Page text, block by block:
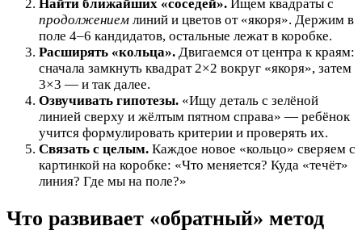
Найти ближайших «соседей». Ищем квадраты с
продолжением линий и цветов от «якоря». Держим в
поле 4–6 кандидатов, остальные лежат в коробке.
Расширять «кольца». Двигаемся от центра к краям:
сначала замкнуть квадрат 2×2 вокруг «якоря», затем
3×3 — и так далее.
Озвучивать гипотезы. «Ищу деталь с зелёной
линией сверху и жёлтым пятном справа» — ребёнок
учится формулировать критерии и проверять их.
Связать с целым. Каждое новое «кольцо» сверяем с
картинкой на коробке: «Что меняется? Куда «течёт»
линия? Где мы на поле?»
Что развивает «обратный» метод